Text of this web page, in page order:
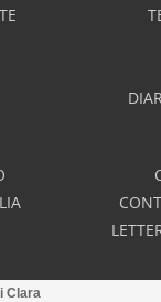
Clara